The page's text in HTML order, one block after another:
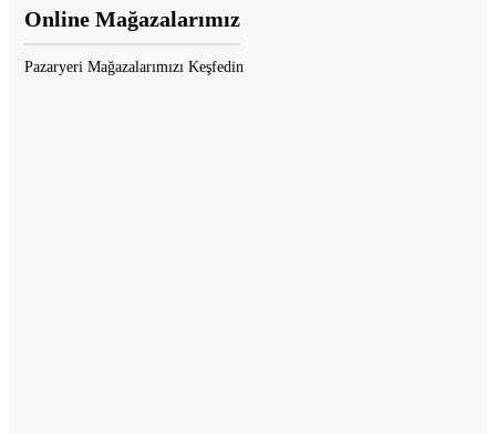
Online Mağazalarımız
Pazaryeri Mağazalarımızı Keşfedin